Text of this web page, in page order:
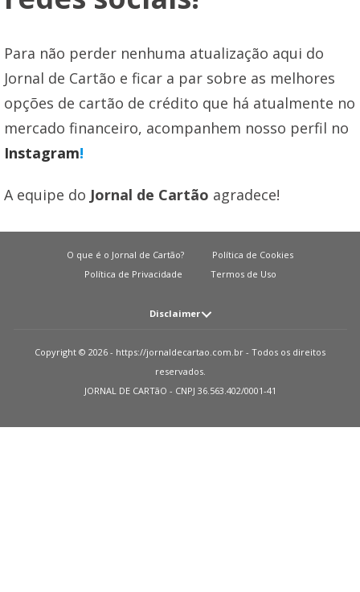
Para não perder nenhuma atualização aqui do
Jornal de Cartão e ficar a par sobre as melhores
opções de cartão de crédito que há atualmente no
mercado financeiro, acompanhem nosso perfil no
Instagram!
A equipe do Jornal de Cartão agradece!
O que é o Jornal de Cartão?
Política de Cookies
Política de Privacidade
Termos de Uso
Disclaimer
em dinheiro para liberação de qualquer tipo de produto financeiro, seja
cartão de crédito, financiamento ou empréstimo. Caso isto aconteça nos
avise pelo formulário imediatamente. Observações: O JORNAL DE CARTãO
ressaltar que essas informações podem divergir das informações
Copyright © 2026 - https://jornaldecartao.com.br - Todos os direitos
reservados.
JORNAL DE CARTãO - CNPJ 36.563.402/0001-41